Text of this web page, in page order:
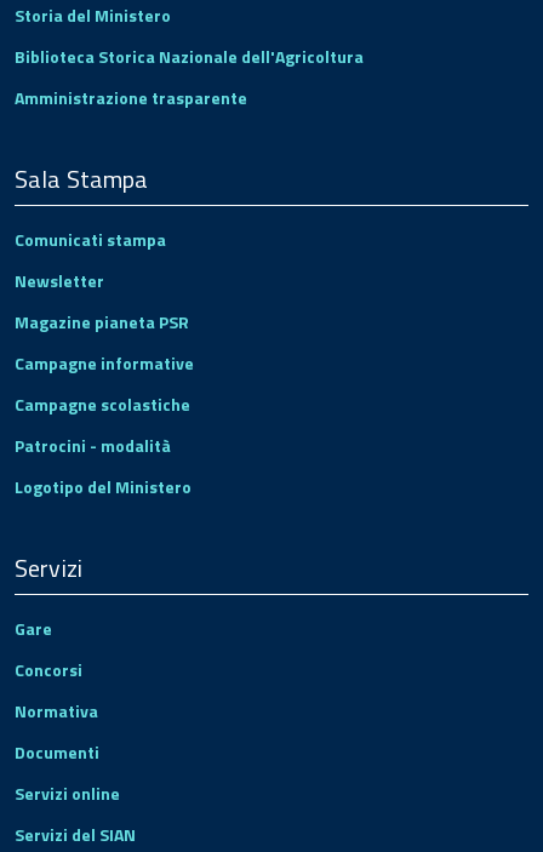
Storia del Ministero
Biblioteca Storica Nazionale dell'Agricoltura
Amministrazione trasparente
Sala Stampa
Comunicati stampa
Newsletter
Magazine pianeta PSR
Campagne informative
Campagne scolastiche
Patrocini - modalità
Logotipo del Ministero
Servizi
Gare
Concorsi
Normativa
Documenti
Servizi online
Servizi del SIAN